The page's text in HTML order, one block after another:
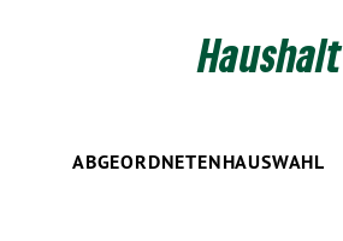
Haushalt
ABGEORDNETENHAUSWAHL